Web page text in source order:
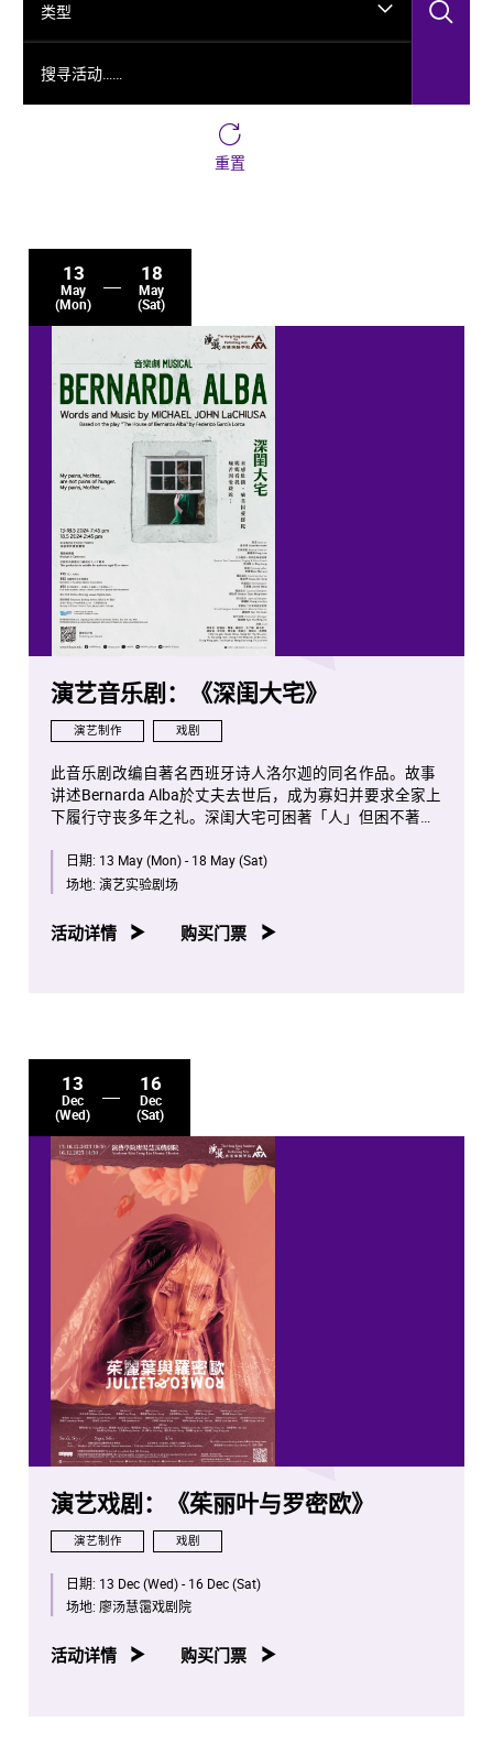
类型
重置
13
May
(Mon)
18
May
(Sat)
演艺音乐剧：《深闺大宅》
演艺制作 戏剧
此音乐剧改编自著名西班牙诗人洛尔迦的同名作品。故事
讲述Bernarda Alba於丈夫去世后，成为寡妇并要求全家上
下履行守丧多年之礼。深闺大宅可困著「人」但困不著人
有魅力的单身男士提亲，成为各人欲望膨胀的助力。面对
著重门深锁的权力围墙；欲望与权力的对抗，把各人推至
粤语填词：钟志荣
布景设计
：王紫霞
服装设计：孙咏君
灯光设计
：郑礼钊
音响设计及音乐总监助理：谭柏烜
制作经理：甄颖贤
：陈家恩、程晓敏、曾倩、叶澍欣、余子颖、郑旨
希、钱颖嘉、李美蒑、曾泳鑫、蔡雪儿、黄诗咏、姚乐慧
BERNARDA ALBA
Words and Music by MICHAEL JOHN LaCHIUSA
Based on the play "The House of Bernarda Alba" by
Federico García Lorca
BERNARDA ALBA is presented by arrangement with
Concord Theatricals. www.concordtheatricals.com
BERNARDA ALBA was originally produced by Lincoln
Center Theater, New York City, 2006
日期: 13 May (Mon) - 18 May (Sat)
场地: 演艺实验剧场
活动详情 购买门票
13
Dec
(Wed)
16
Dec
(Sat)
演艺戏剧：《茱丽叶与罗密欧》
演艺制作 戏剧
日期: 13 Dec (Wed) - 16 Dec (Sat)
场地: 廖汤慧霭戏剧院
活动详情 购买门票